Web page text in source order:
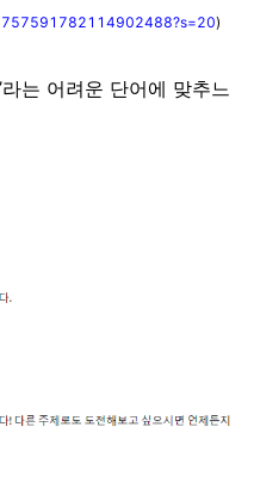
)
는 어려운 단어에 맞추느